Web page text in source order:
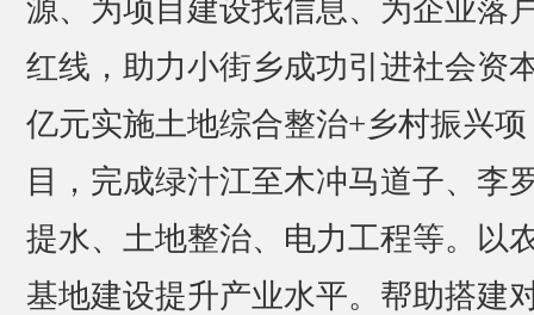
源、为项目建设找信息、为企业落
红线，助力小街乡成功引进社会资
亿元实施土地综合整治+乡村振兴项
目，完成绿汁江至木冲马道子、李
提水、土地整治、电力工程等。以
基地建设提升产业水平。帮助搭建